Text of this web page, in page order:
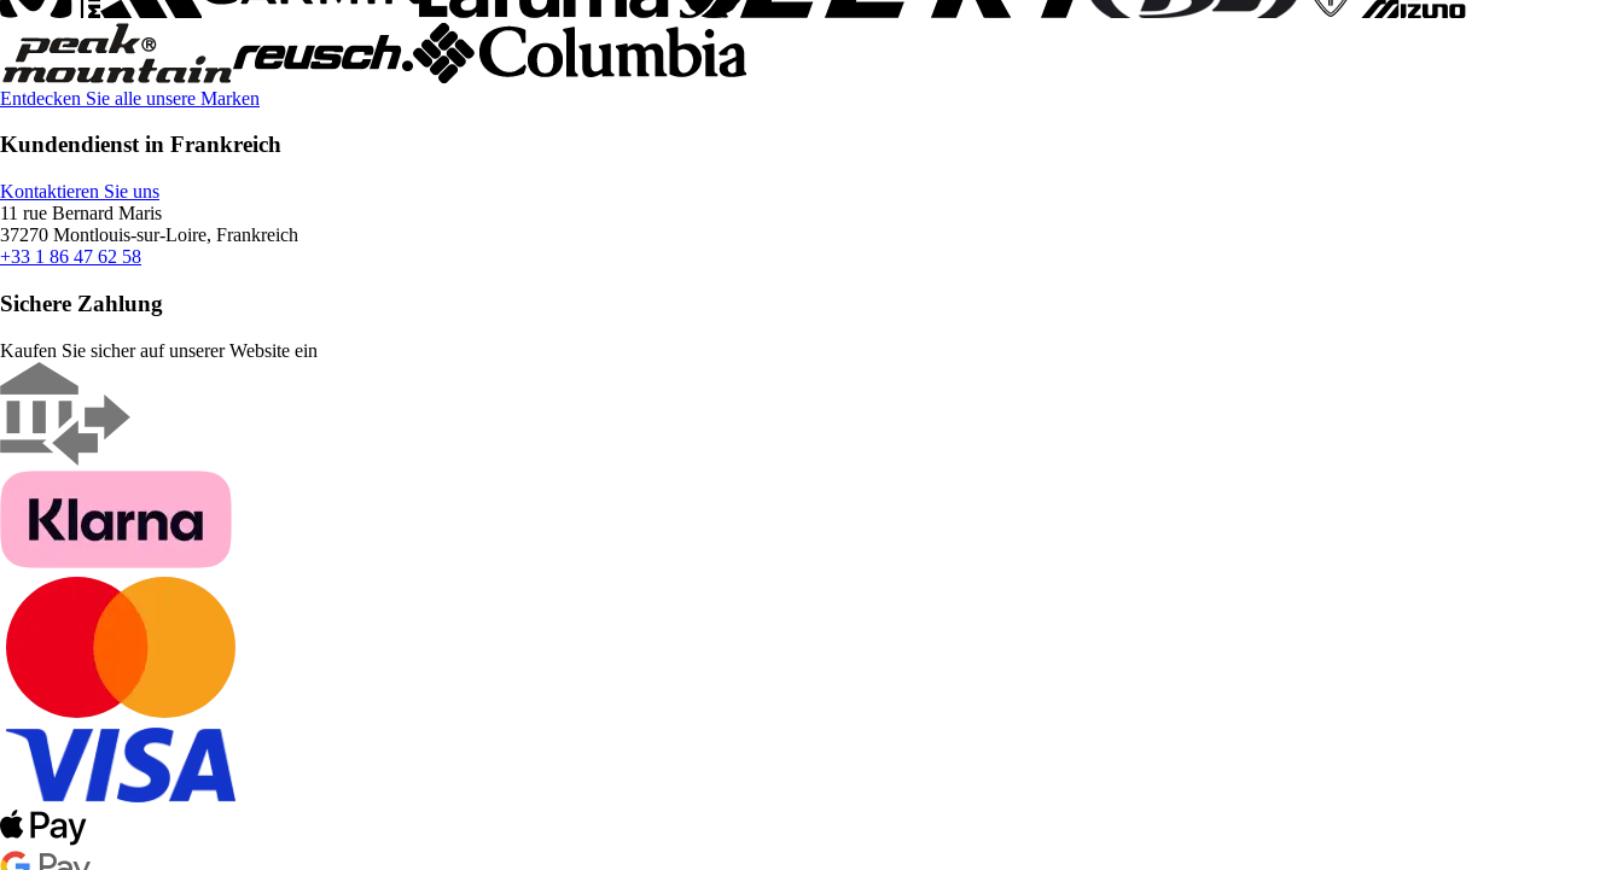
Entdecken Sie alle unsere Marken
Kundendienst in Frankreich
Kontaktieren Sie uns
11 rue Bernard Maris
37270 Montlouis-sur-Loire, Frankreich
+33 1 86 47 62 58
Sichere Zahlung
Kaufen Sie sicher auf unserer Website ein